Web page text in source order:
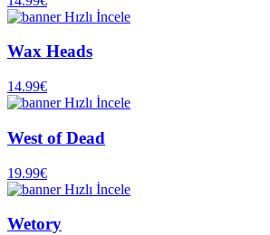
Hızlı İncele
Wax Heads
14.99€
Hızlı İncele
West of Dead
19.99€
Hızlı İncele
Wetory